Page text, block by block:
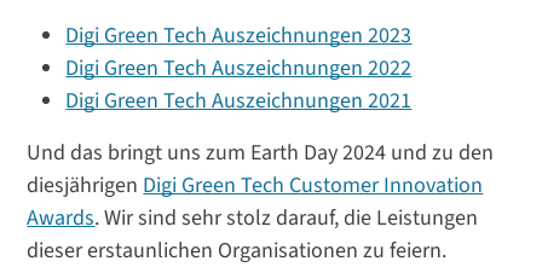
Digi Green Tech Auszeichnungen 2023
Digi Green Tech Auszeichnungen 2022
Digi Green Tech Auszeichnungen 2021
Und das bringt uns zum Earth Day 2024 und zu den
diesjährigen Digi Green Tech Customer Innovation
Awards. Wir sind sehr stolz darauf, die Leistungen
dieser erstaunlichen Organisationen zu feiern.